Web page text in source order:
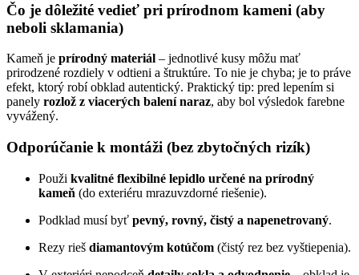
Čo je dôležité vedieť pri prírodnom kameni (aby
neboli sklamania)
Kameň je prírodný materiál – jednotlivé kusy môžu mať
prirodzené rozdiely v odtieni a štruktúre. To nie je chyba; je to práve
efekt, ktorý robí obklad autentický. Praktický tip: pred lepením si
panely rozlož z viacerých balení naraz, aby bol výsledok farebne
vyvážený.
Odporúčanie k montáži (bez zbytočných rizík)
Použi kvalitné flexibilné lepidlo určené na prírodný
kameň (do exteriéru mrazuvzdorné riešenie).
Podklad musí byť pevný, rovný, čistý a napenetrovaný.
Rezy rieš diamantovým kotúčom (čistý rez bez vyštiepenia).